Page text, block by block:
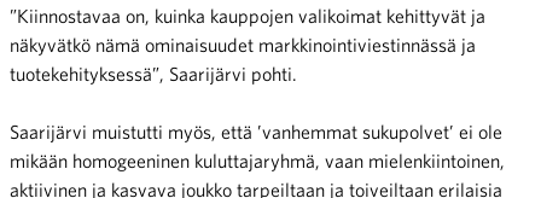
”Kiinnostavaa on, kuinka kauppojen valikoimat kehittyvät ja
näkyvätkö nämä ominaisuudet markkinointiviestinnässä ja
tuotekehityksessä”, Saarijärvi pohti.
Saarijärvi muistutti myös, että ’vanhemmat sukupolvet’ ei ole
mikään homogeeninen kuluttajaryhmä, vaan mielenkiintoinen,
aktiivinen ja kasvava joukko tarpeiltaan ja toiveiltaan erilaisia